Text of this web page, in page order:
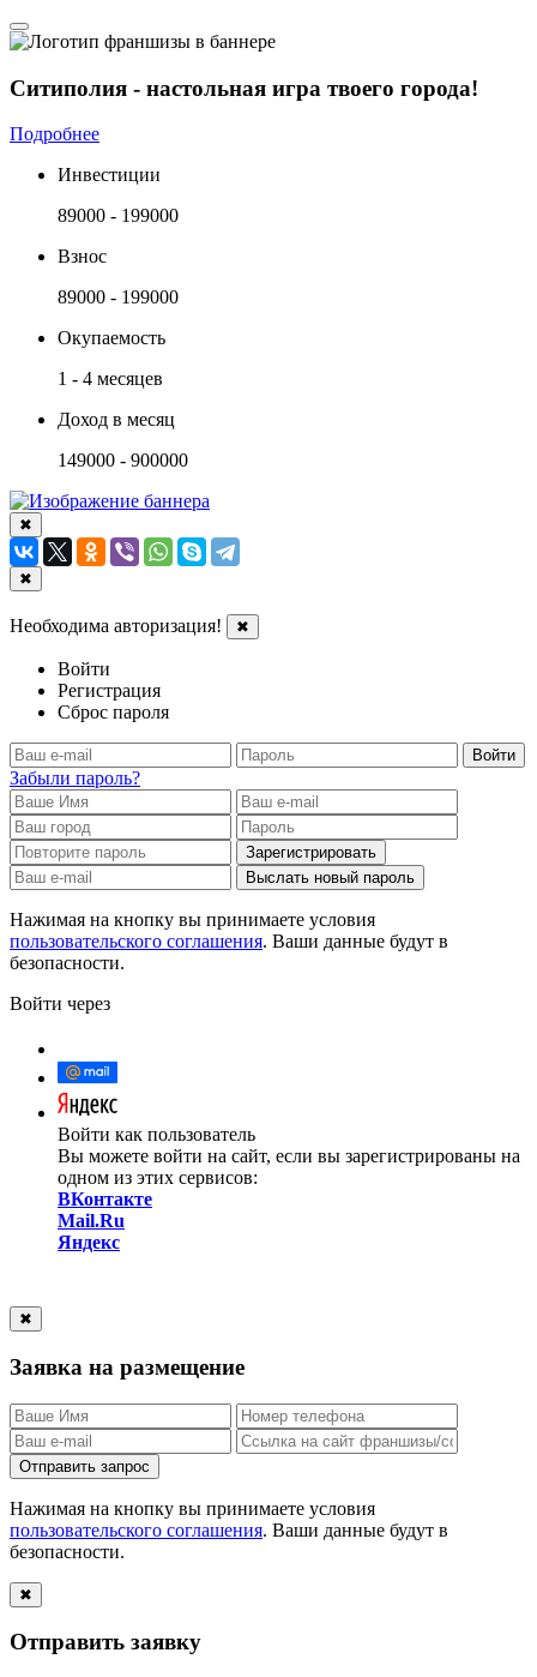
Ситиполия - настольная игра твоего города!
Подробнее
Инвестиции
89000 - 199000
Взнос
89000 - 199000
Окупаемость
1 - 4 месяцев
Доход в месяц
149000 - 900000
✖
✖
Необходима авторизация! ✖
Войти
Регистрация
Сброс пароля
Войти
Забыли пароль?
Зарегистрировать
Выслать новый пароль
Нажимая на кнопку вы принимаете условия
пользовательского соглашения. Ваши данные будут в
безопасности.
Войти через
Войти как пользователь
Вы можете войти на сайт, если вы зарегистрированы на
одном из этих сервисов:
ВКонтакте
Mail.Ru
Яндекс
✖
Заявка на размещение
Отправить запрос
Нажимая на кнопку вы принимаете условия
пользовательского соглашения. Ваши данные будут в
безопасности.
✖
Отправить заявку